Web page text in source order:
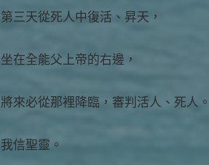
第三天從死人中復活、昇天，
坐在全能父上帝的右邊，
將來必從那裡降臨，審判活人、死人。
我信聖靈。